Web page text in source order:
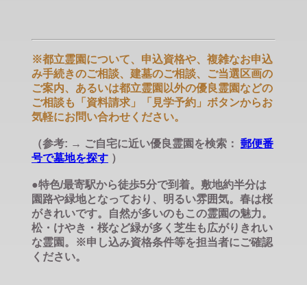
※都立霊園について、申込資格や、複雑なお申込
み手続きのご相談、建墓のご相談、ご当選区画の
ご案内、あるいは都立霊園以外の優良霊園などの
ご相談も「資料請求」「見学予約」ボタンからお
気軽にお問い合わせください。
（参考: → ご自宅に近い優良霊園を検索： 郵便番
号で墓地を探す ）
●特色/最寄駅から徒歩5分で到着。敷地約半分は
園路や緑地となっており、明るい雰囲気。春は桜
がきれいです。自然が多いのもこの霊園の魅力。
松・けやき・桜など緑が多く芝生も広がりきれい
な霊園。※申し込み資格条件等を担当者にご確認
ください。